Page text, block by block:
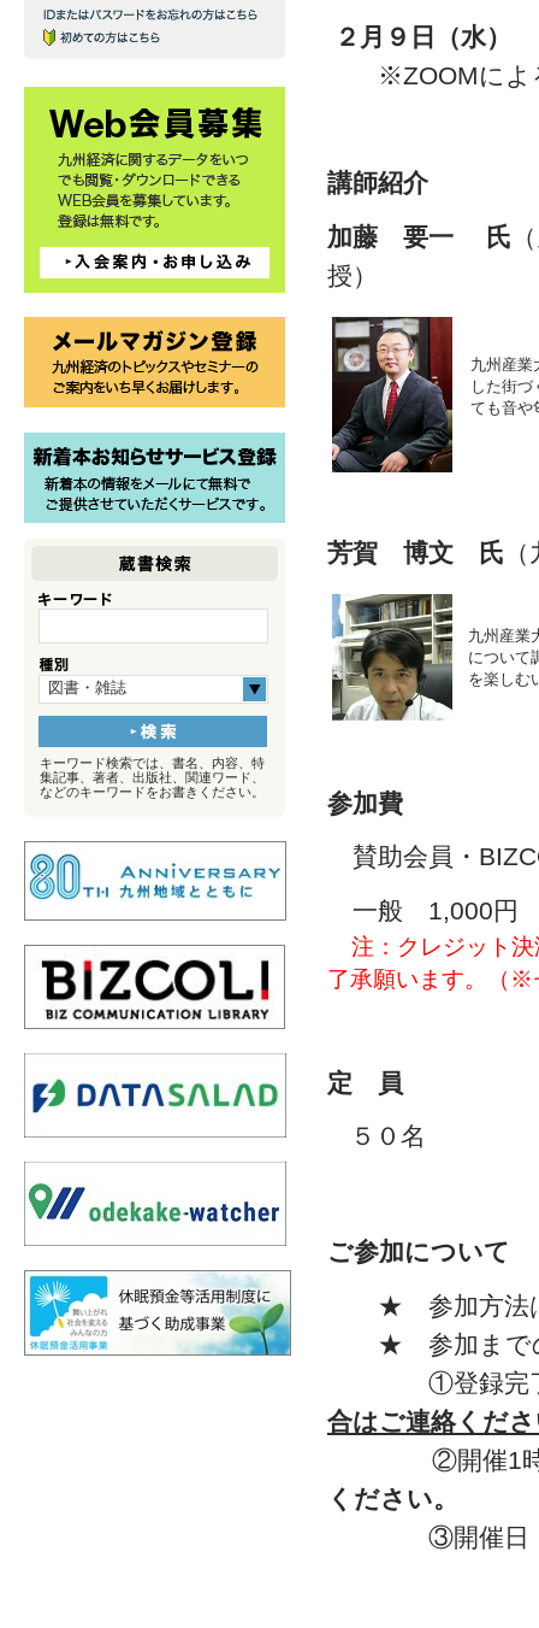
２ 月９日（水）
※ZOOMによ
講師紹介
加藤 要一 氏
授）
九州産業
した街
ても音
芳賀 博文 氏
九州産業
について
を楽しむ
参加費
賛助会員・
一般 1,000円 (
注：クレジット決
了承願います。
（
定 員
５０名
ご参加について
★ 参加方法
★ 参加まで
①登録完了メ
合はご連絡くだ
②開催1時間
ください。
③開催日：参
図書・雑誌
キーワード検索では、書名、内容、特
集記事、著者、出版社、関連ワード、
などのキーワードをお書きください。